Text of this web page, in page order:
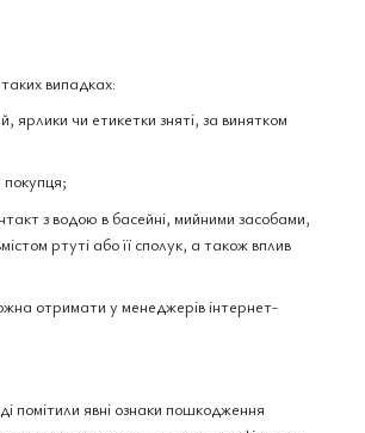
випадках:
ярлики чи етикетки зняті, за винятком
покупця;
з водою в басейні, мийними засобами,
ртуті або її сполук, а також вплив
отримати у менеджерів інтернет-
помітили явні ознаки пошкодження